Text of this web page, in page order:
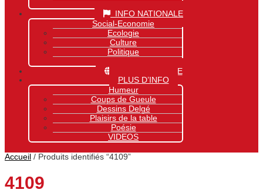
INFO NATIONALE
Social-Economie
Ecologie
Culture
Politique
INFO MONDIALE
PLUS D’INFO
Humeur
Coups de Gueule
Dessins Delgé
Plaisirs de la table
Poésie
VIDEOS
Accueil / Produits identifiés “4109”
4109